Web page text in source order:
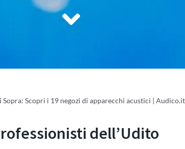
Sopra: Scopri i 19 negozi di apparecchi acustici | Audico.it
dell’Udito